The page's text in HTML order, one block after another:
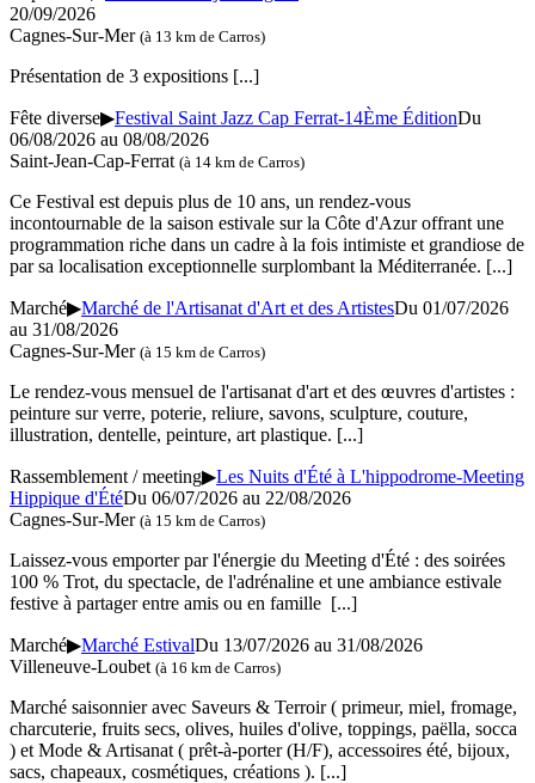
20/09/2026
Cagnes-Sur-Mer (à 13 km de Carros)
Présentation de 3 expositions [...]
Fête diverse▶Festival Saint Jazz Cap Ferrat-14Ème ÉditionDu
06/08/2026 au 08/08/2026
Saint-Jean-Cap-Ferrat (à 14 km de Carros)
Ce Festival est depuis plus de 10 ans, un rendez-vous
incontournable de la saison estivale sur la Côte d'Azur offrant une
programmation riche dans un cadre à la fois intimiste et grandiose de
par sa localisation exceptionnelle surplombant la Méditerranée. [...]
Marché▶Marché de l'Artisanat d'Art et des ArtistesDu 01/07/2026
au 31/08/2026
Cagnes-Sur-Mer (à 15 km de Carros)
Le rendez-vous mensuel de l'artisanat d'art et des œuvres d'artistes :
peinture sur verre, poterie, reliure, savons, sculpture, couture,
illustration, dentelle, peinture, art plastique. [...]
Rassemblement / meeting▶Les Nuits d'Été à L'hippodrome-Meeting
Hippique d'ÉtéDu 06/07/2026 au 22/08/2026
Cagnes-Sur-Mer (à 15 km de Carros)
Laissez-vous emporter par l'énergie du Meeting d'Été : des soirées
100 % Trot, du spectacle, de l'adrénaline et une ambiance estivale
festive à partager entre amis ou en famille [...]
Marché▶Marché EstivalDu 13/07/2026 au 31/08/2026
Villeneuve-Loubet (à 16 km de Carros)
Marché saisonnier avec Saveurs & Terroir ( primeur, miel, fromage,
charcuterie, fruits secs, olives, huiles d'olive, toppings, paëlla, socca
) et Mode & Artisanat ( prêt-à-porter (H/F), accessoires été, bijoux,
sacs, chapeaux, cosmétiques, créations ). [...]